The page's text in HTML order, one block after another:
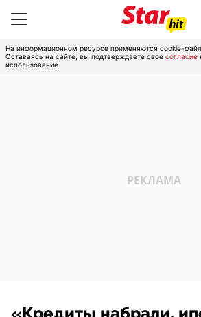
На информационном ресурсе применяются cookie-
Оставаясь на сайте, вы подтверждаете свое согласие
использование.